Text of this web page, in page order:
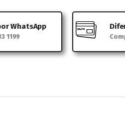
WhatsApp
1199